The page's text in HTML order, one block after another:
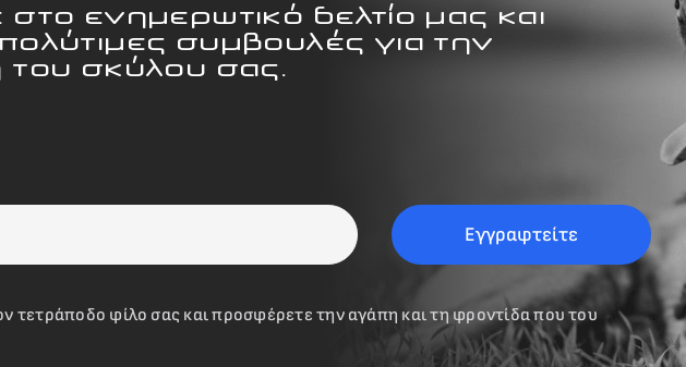
ενημερωτικό δελτίο μας και
συμβουλές για την
του σκύλου σας.
Εγγραφτείτε
τετράποδο φίλο σας και προσφέρετε την αγάπη και τη φροντίδα που του